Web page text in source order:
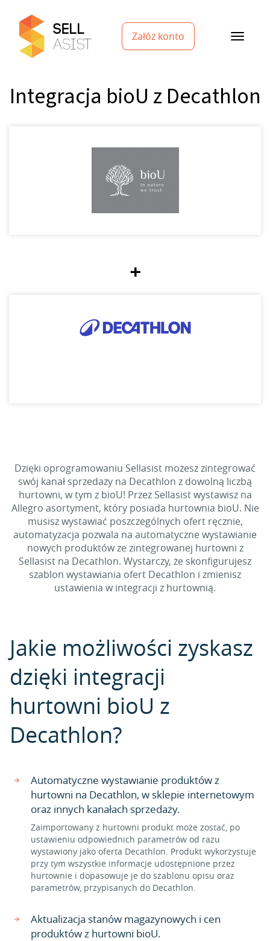
Załóż konto
Integracja bioU z Decathlon
+
Dzięki oprogramowaniu Sellasist możesz zintegrować
swój kanał sprzedaży na Decathlon z dowolną liczbą
hurtowni, w tym z bioU! Przez Sellasist wystawisz na
Allegro asortyment, który posiada hurtownia bioU. Nie
musisz wystawiać poszczególnych ofert ręcznie,
automatyzacja pozwala na automatyczne wystawianie
nowych produktów ze zintegrowanej hurtowni z
Sellasist na Decathlon. Wystarczy, że skonfigurujesz
szablon wystawiania ofert Decathlon i zmienisz
ustawienia w integracji z hurtownią.
Jakie możliwości zyskasz
dzięki integracji
hurtowni bioU z
Decathlon?
Automatyczne wystawianie produktów z
hurtowni na Decathlon, w sklepie internetowym
oraz innych kanałach sprzedaży.
Zaimportowany z hurtowni produkt może zostać, po
ustawieniu odpowiednich parametrów od razu
wystawiony jako oferta Decathlon. Produkt wykorzystuje
przy tym wszystkie informacje udostępnione przez
hurtownie i dopasowuje je do szablonu opisu oraz
parametrów, przypisanych do Decathlon.
Aktualizacja stanów magazynowych i cen
produktów z hurtowni bioU.